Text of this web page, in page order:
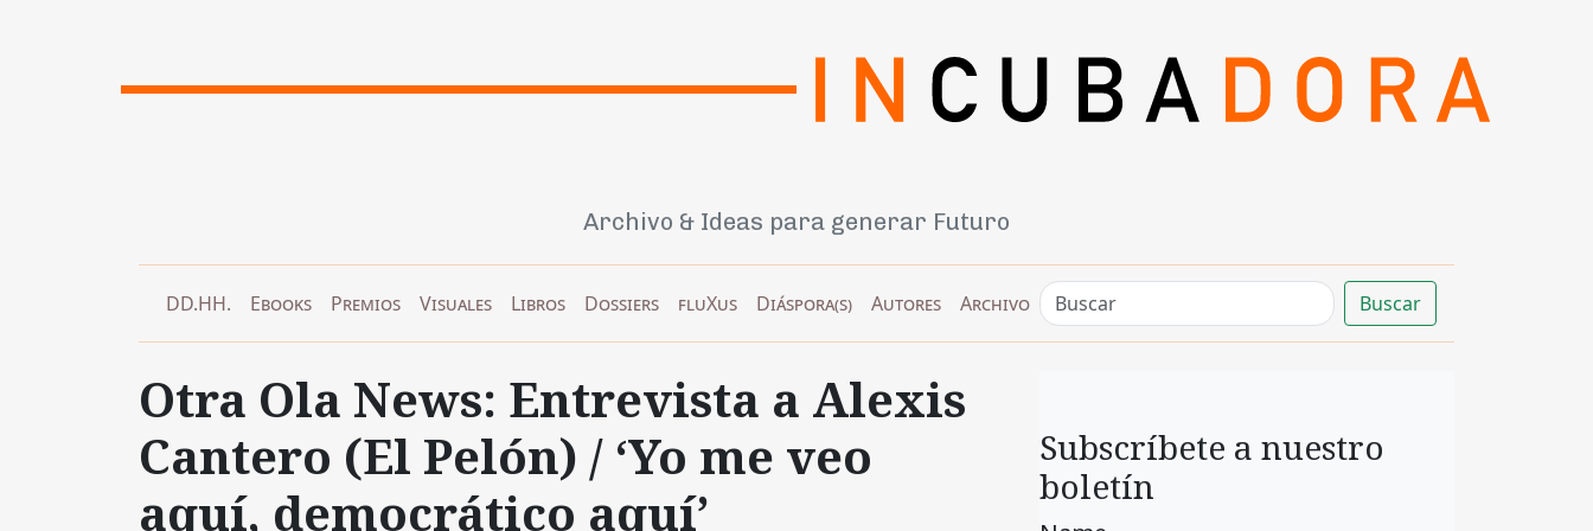
Archivo & Ideas para generar Futuro
DD.HH. Ebooks Premios Visuales Libros Dossiers fluXus Diáspora(s) Autores Archivo Buscar
Otra Ola News: Entrevista a Alexis
Cantero (El Pelón) / ‘Yo me veo
aquí, democrático aquí’
Subscríbete a nuestro
boletín